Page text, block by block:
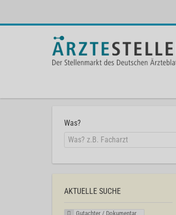
Was?
AKTUELLE SUCHE
Gutachter / Dokumentar